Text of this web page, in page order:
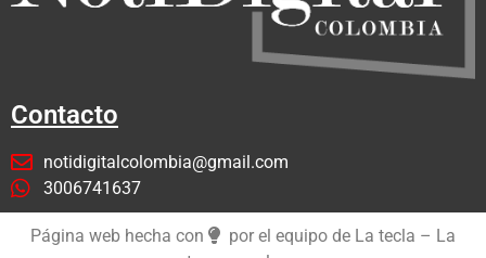
Contacto
notidigitalcolombia@gmail.com
3006741637
Página web hecha con
por el equipo de La tecla – La